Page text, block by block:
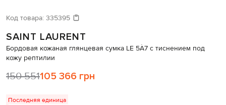
Давайте подберем что-то еще
Код товара: 335395
SAINT LAURENT
Бордовая кожаная глянцевая сумка LE 5À7 с тиснением под
кожу рептилии
150 551105 366 грн
Последняя единица